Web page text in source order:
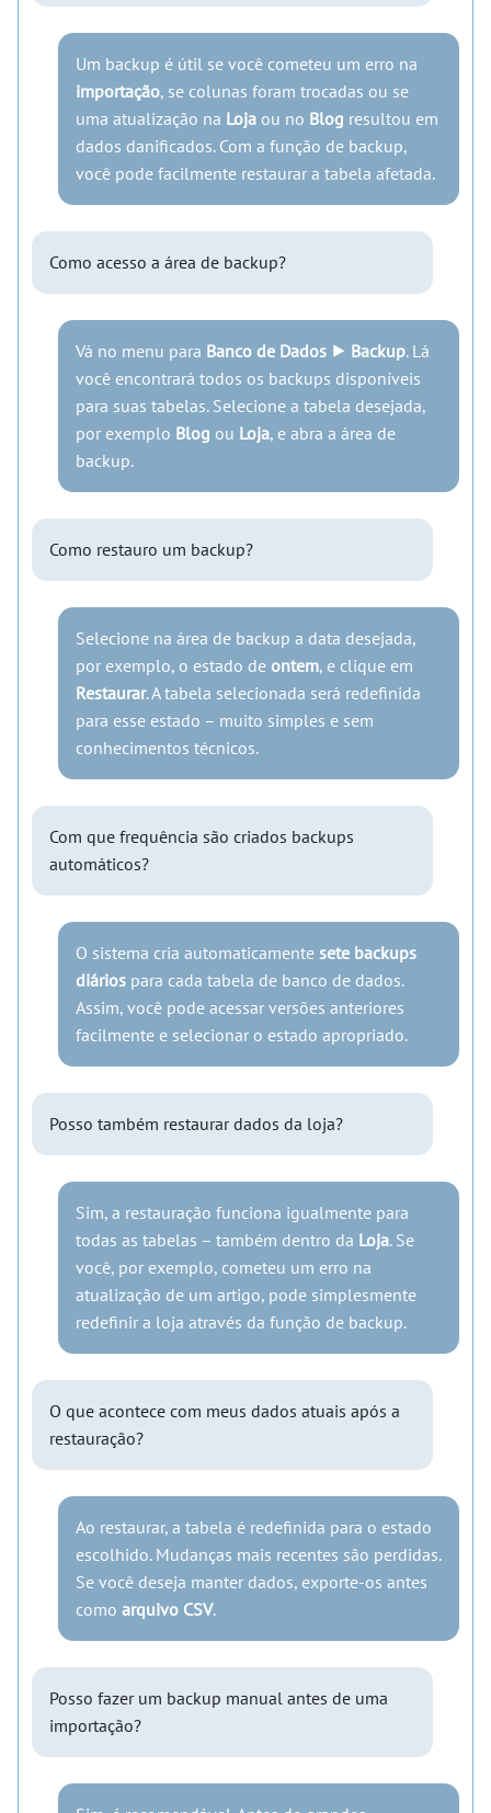
Um backup é útil se você cometeu um erro na
importação, se colunas foram trocadas ou se
uma atualização na Loja ou no Blog resultou em
dados danificados. Com a função de backup,
você pode facilmente restaurar a tabela afetada.
Como acesso a área de backup?
Vá no menu para Banco de Dados ⯈ Backup. Lá
você encontrará todos os backups disponíveis
para suas tabelas. Selecione a tabela desejada,
por exemplo Blog ou Loja, e abra a área de
backup.
Como restauro um backup?
Selecione na área de backup a data desejada,
por exemplo, o estado de ontem, e clique em
Restaurar. A tabela selecionada será redefinida
para esse estado – muito simples e sem
conhecimentos técnicos.
Com que frequência são criados backups
automáticos?
O sistema cria automaticamente sete backups
diários para cada tabela de banco de dados.
Assim, você pode acessar versões anteriores
facilmente e selecionar o estado apropriado.
Posso também restaurar dados da loja?
Sim, a restauração funciona igualmente para
todas as tabelas – também dentro da Loja. Se
você, por exemplo, cometeu um erro na
atualização de um artigo, pode simplesmente
redefinir a loja através da função de backup.
O que acontece com meus dados atuais após a
restauração?
Ao restaurar, a tabela é redefinida para o estado
escolhido. Mudanças mais recentes são perdidas.
Se você deseja manter dados, exporte-os antes
como arquivo CSV.
Posso fazer um backup manual antes de uma
importação?